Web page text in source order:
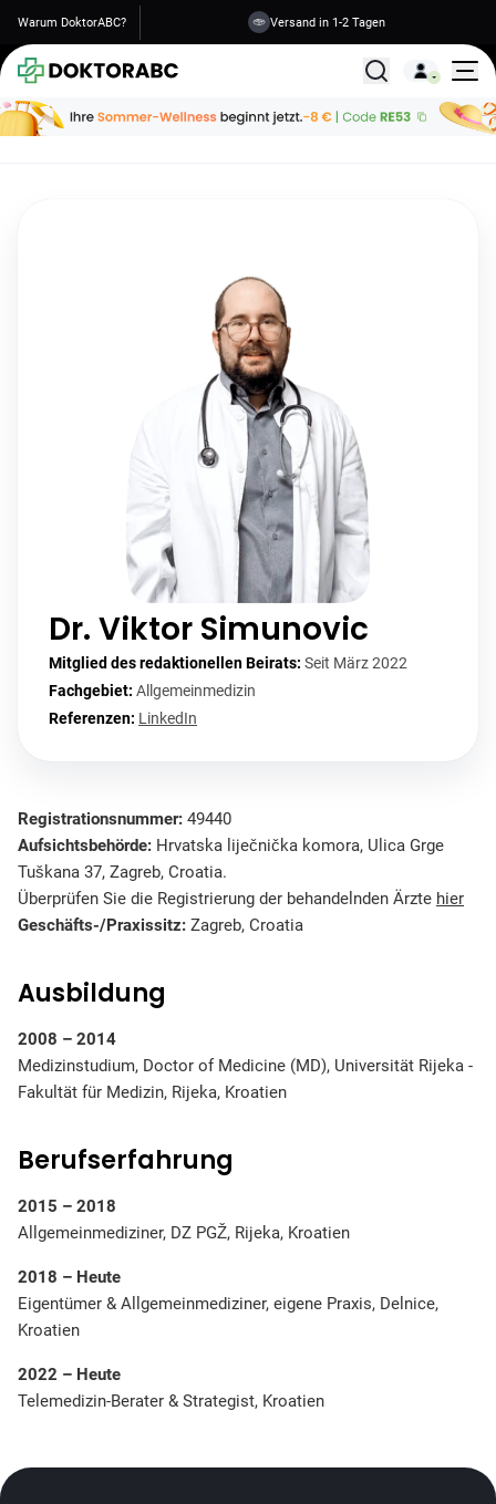
Warum DoktorABC? Versand in 1-2 Tagen
Alle
Dr. Viktor Simunovic
Mitglied des redaktionellen Beirats: Seit März 2022
Fachgebiet: Allgemeinmedizin
Referenzen: LinkedIn
Registrationsnummer: 49440
Aufsichtsbehörde: Hrvatska liječnička komora, Ulica Grge
Tuškana 37, Zagreb, Croatia.
Überprüfen Sie die Registrierung der behandelnden Ärzte hier
Geschäfts-/Praxissitz: Zagreb, Croatia
Ausbildung
2008 – 2014
Medizinstudium, Doctor of Medicine (MD), Universität Rijeka -
Fakultät für Medizin, Rijeka, Kroatien
Berufserfahrung
2015 – 2018
Allgemeinmediziner, DZ PGŽ, Rijeka, Kroatien
2018 – Heute
Eigentümer & Allgemeinmediziner, eigene Praxis, Delnice,
Kroatien
2022 – Heute
Telemedizin-Berater & Strategist, Kroatien